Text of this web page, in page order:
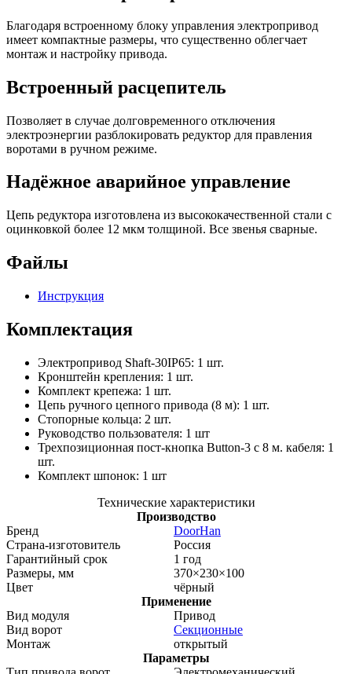
Благодаря встроенному блоку управления электропривод
имеет компактные размеры, что существенно облегчает
монтаж и настройку привода.
Встроенный расцепитель
Позволяет в случае долговременного отключения
электроэнергии разблокировать редуктор для правления
воротами в ручном режиме.
Надёжное аварийное управление
Цепь редуктора изготовлена из высококачественной стали с
оцинковкой более 12 мкм толщиной. Все звенья сварные.
Файлы
Инструкция
Комплектация
Электропривод Shaft-30IP65: 1 шт.
Кронштейн крепления: 1 шт.
Комплект крепежа: 1 шт.
Цепь ручного цепного привода (8 м): 1 шт.
Стопорные кольцa: 2 шт.
Руководство пользователя: 1 шт
Трехпозиционная пост-кнопка Button-3 с 8 м. кабеля: 1
шт.
Комплект шпонок: 1 шт
Технические характеристики
Производство
Бренд
DoorHan
Страна-изготовитель
Россия
Гарантийный срок
1 год
Размеры, мм
370×230×100
Цвет
чёрный
Применение
Вид модуля
Привод
Вид ворот
Секционные
Монтаж
открытый
Параметры